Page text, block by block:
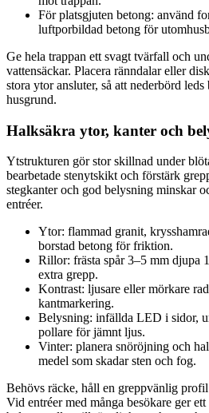
För platsgjuten betong: använd
luftporbildad betong för
Ge hela trappan ett svagt tvärfall och
vattensäckar. Placera ränndalar eller
stora ytor ansluter, så att nederbörd
husgrund.
Halksäkra ytor, kanter och
Ytstrukturen gör stor skillnad under
bearbetade stenytskikt och förstärk
stegkanter och god belysning minskar
entréer.
Ytor: flammad granit,
borstad betong för friktion.
Rillor: frästa spår 3–5 mm djupa
extra grepp.
Kontrast: ljusare eller mörkare
kantmarkering.
Belysning: infällda LED i sidor,
pollare för jämnt ljus.
Vinter: planera snöröjning och
medel som skadar sten och fog.
Behövs räcke, håll en greppvänlig
Vid entréer med många besökare ger